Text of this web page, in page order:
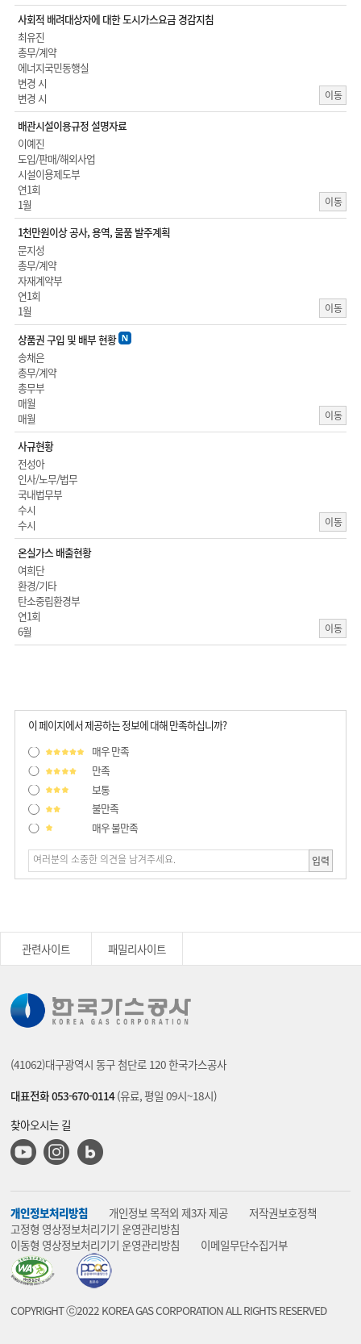
사회적 배려대상자에 대한 도시가스요금 경감지침
최유진
총무/계약
에너지국민동행실
변경 시
변경 시
이동
배관시설이용규정 설명자료
이예진
도입/판매/해외사업
시설이용제도부
연1회
1월
이동
1천만원이상 공사, 용역, 물품 발주계획
문지성
총무/계약
자재계약부
연1회
1월
이동
상품권 구입 및 배부 현황
송채은
총무/계약
총무부
매월
매월
이동
사규현황
전성아
인사/노무/법무
국내법무부
수시
수시
이동
온실가스 배출현황
여희단
환경/기타
탄소중립환경부
연1회
6월
이동
이 페이지에서 제공하는 정보에 대해 만족하십니까?
매우 만족
만족
보통
불만족
매우 불만족
입력
관련사이트 패밀리사이트
(41062)대구광역시 동구 첨단로 120 한국가스공사
대표전화 053-670-0114(유료, 평일 09시~18시)
찾아오시는 길
유튜브인스타그램블로그
개인정보처리방침 개인정보 목적외 제3자 제공
저작권보호정책
고정형 영상정보처리기기 운영관리방침
이동형 영상정보처리기기 운영관리방침
이메일무단수집거부
COPYRIGHT ⓒ2022 KOREA GAS CORPORATION ALL RIGHTS RESERVED